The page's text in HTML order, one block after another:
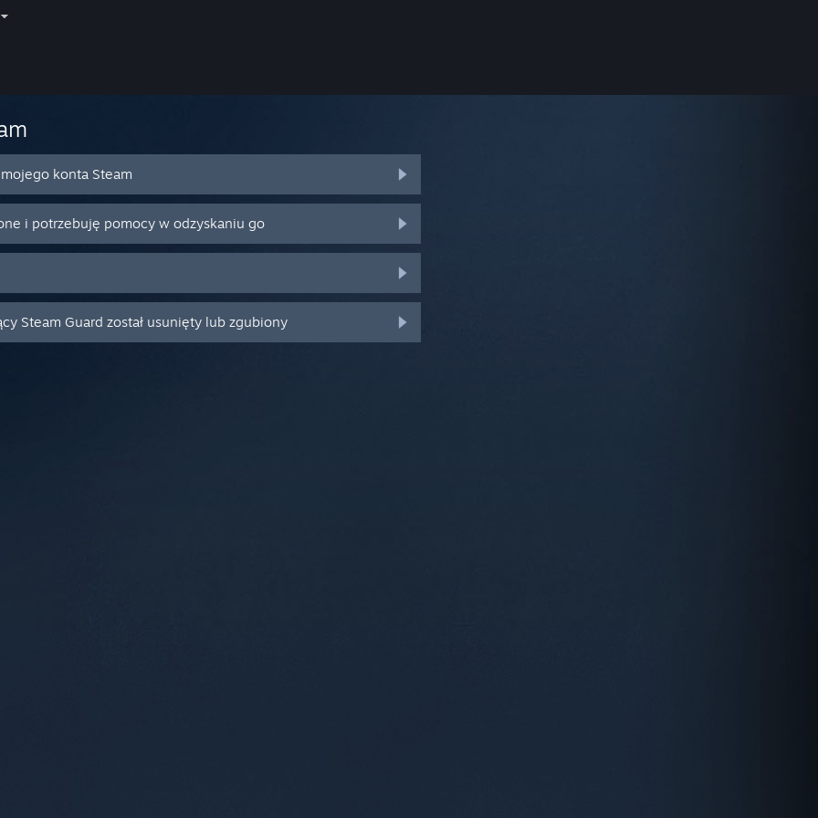
konta Steam
i potrzebuję pomocy w odzyskaniu go
Steam Guard został usunięty lub zgubiony